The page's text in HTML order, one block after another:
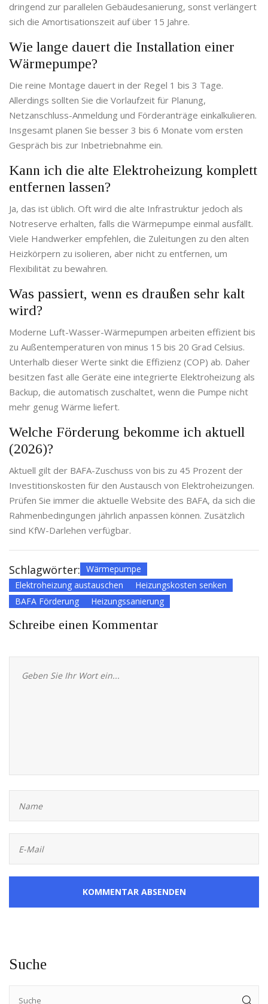
dringend zur parallelen Gebäudesanierung, sonst verlängert
sich die Amortisationszeit auf über 15 Jahre.
Wie lange dauert die Installation einer
Wärmepumpe?
Die reine Montage dauert in der Regel 1 bis 3 Tage.
Allerdings sollten Sie die Vorlaufzeit für Planung,
Netzanschluss-Anmeldung und Förderanträge einkalkulieren.
Insgesamt planen Sie besser 3 bis 6 Monate vom ersten
Gespräch bis zur Inbetriebnahme ein.
Kann ich die alte Elektroheizung komplett
entfernen lassen?
Ja, das ist üblich. Oft wird die alte Infrastruktur jedoch als
Notreserve erhalten, falls die Wärmepumpe einmal ausfällt.
Viele Handwerker empfehlen, die Zuleitungen zu den alten
Heizkörpern zu isolieren, aber nicht zu entfernen, um
Flexibilität zu bewahren.
Was passiert, wenn es draußen sehr kalt
wird?
Moderne Luft-Wasser-Wärmepumpen arbeiten effizient bis
zu Außentemperaturen von minus 15 bis 20 Grad Celsius.
Unterhalb dieser Werte sinkt die Effizienz (COP) ab. Daher
besitzen fast alle Geräte eine integrierte Elektroheizung als
Backup, die automatisch zuschaltet, wenn die Pumpe nicht
mehr genug Wärme liefert.
Welche Förderung bekomme ich aktuell
(2026)?
Aktuell gilt der BAFA-Zuschuss von bis zu 45 Prozent der
Investitionskosten für den Austausch von Elektroheizungen.
Prüfen Sie immer die aktuelle Website des BAFA, da sich die
Rahmenbedingungen jährlich anpassen können. Zusätzlich
sind KfW-Darlehen verfügbar.
Schlagwörter: Wärmepumpe
Elektroheizung austauschen
Heizungskosten senken
BAFA Förderung
Heizungssanierung
Schreibe einen Kommentar
KOMMENTAR ABSENDEN
Suche